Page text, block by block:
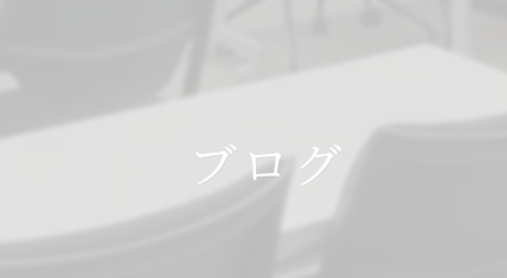
ブログ